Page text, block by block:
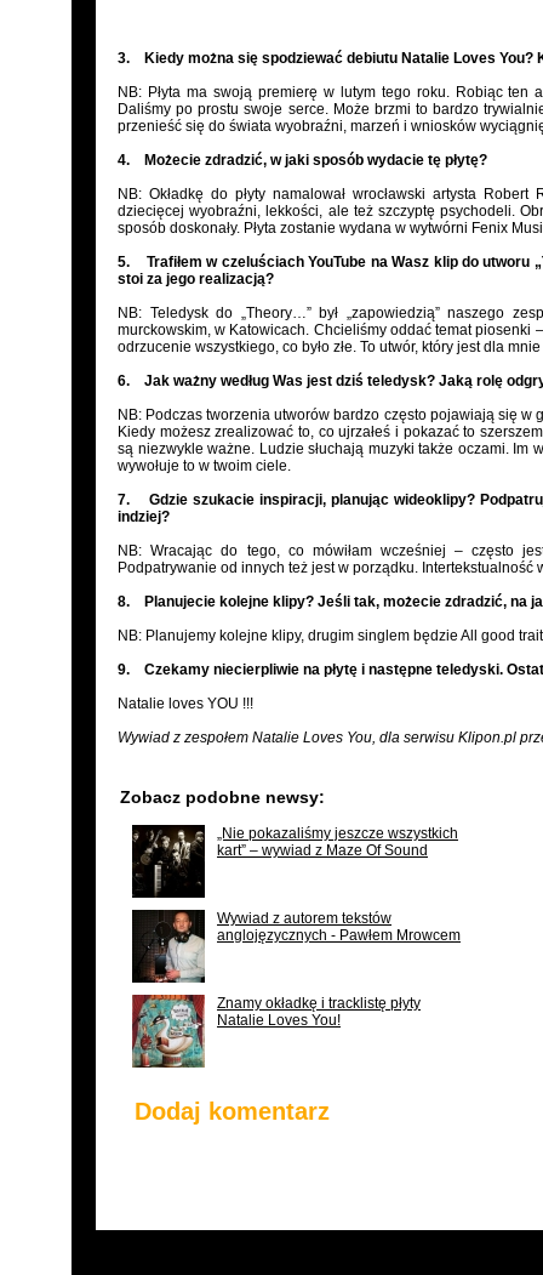
3. Kiedy można się spodziewać debiutu Natalie Loves You?
NB: Płyta ma swoją premierę w lutym tego roku. Robiąc
Daliśmy po prostu swoje serce. Może brzmi to bardzo
przenieść się do świata wyobraźni, marzeń i wniosków
4. Możecie zdradzić, w jaki sposób wydacie tę płytę?
NB: Okładkę do płyty namalował wrocławski artysta
dziecięcej wyobraźni, lekkości, ale też szczyptę psychodeli.
sposób doskonały. Płyta zostanie wydana w wytwórni Fenix
5. Trafiłem w czeluściach YouTube na Wasz klip do utworu
stoi za jego realizacją?
NB: Teledysk do „Theory…” był „zapowiedzią” naszego
murckowskim, w Katowicach. Chcieliśmy oddać temat
odrzucenie wszystkiego, co było złe. To utwór, który jest dla
6. Jak ważny według Was jest dziś teledysk? Jaką rolę
NB: Podczas tworzenia utworów bardzo często pojawiają się w
Kiedy możesz zrealizować to, co ujrzałeś i pokazać to
są niezwykle ważne. Ludzie słuchają muzyki także oczami. Im
wywołuje to w twoim ciele.
7. Gdzie szukacie inspiracji, planując wideoklipy?
indziej?
NB: Wracając do tego, co mówiłam wcześniej – często
Podpatrywanie od innych też jest w porządku.
8. Planujecie kolejne klipy? Jeśli tak, możecie zdradzić, na
NB: Planujemy kolejne klipy, drugim singlem będzie All good
9. Czekamy niecierpliwie na płytę i następne teledyski.
Natalie loves YOU !!!
Wywiad z zespołem Natalie Loves You, dla serwisu Klipon.pl
Zobacz podobne newsy:
„Nie pokazaliśmy jeszcze wszystkich
kart” – wywiad z Maze Of Sound
Wywiad z autorem tekstów
anglojęzycznych - Pawłem Mrowcem
Znamy okładkę i tracklistę płyty
Natalie Loves You!
Dodaj komentarz